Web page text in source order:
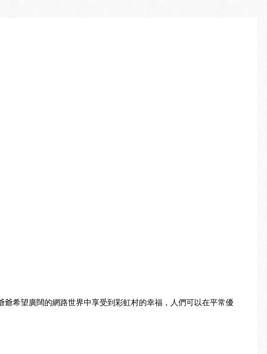
希望廣闊的網路世界中享受到彩虹村的幸福，人們可以在平常優